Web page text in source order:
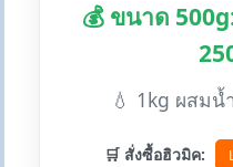
💰 ขนาด
💧 1kg ผสมน้
🛒 สั่งซื้อฮิวมิค: